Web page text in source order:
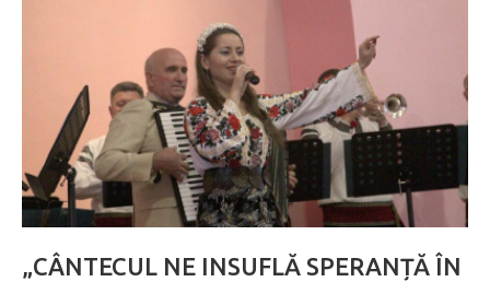
„CÂNTECUL NE INSUFLĂ SPERANȚĂ ÎN